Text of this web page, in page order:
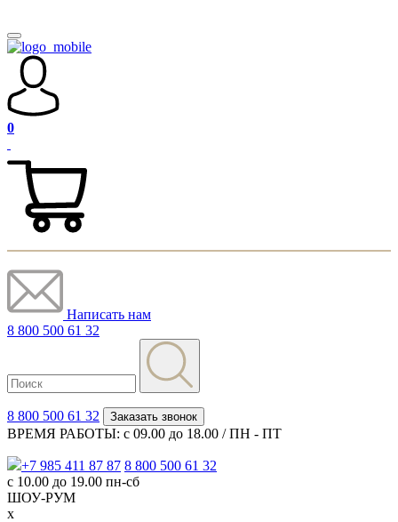
0
Написать нам
8 800 500 61 32
8 800 500 61 32 Заказать звонок
ВРЕМЯ РАБОТЫ: с 09.00 до 18.00 / ПН - ПТ
+7 985 411 87 87 8 800 500 61 32
с 10.00 до 19.00 пн-сб
ШОУ-РУМ
x